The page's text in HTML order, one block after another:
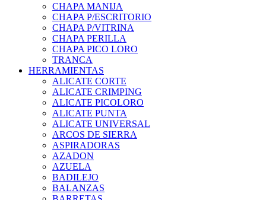
CHAPA MANIJA
CHAPA P/ESCRITORIO
CHAPA P/VITRINA
CHAPA PERILLA
CHAPA PICO LORO
TRANCA
HERRAMIENTAS
ALICATE CORTE
ALICATE CRIMPING
ALICATE PICOLORO
ALICATE PUNTA
ALICATE UNIVERSAL
ARCOS DE SIERRA
ASPIRADORAS
AZADON
AZUELA
BADILEJO
BALANZAS